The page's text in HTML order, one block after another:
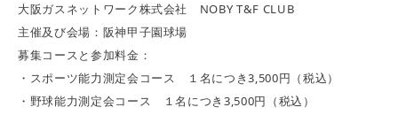
大阪ガスネットワーク株式会社 NOBY T&F CLUB
主催及び会場：阪神甲子園球場
募集コースと参加料金：
・スポーツ能力測定会コース １名につき3,500円（税込）
・野球能力測定会コース １名につき3,500円（税込）